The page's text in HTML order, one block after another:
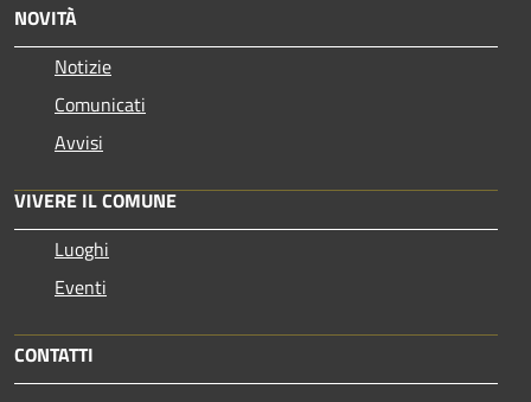
NOVITÀ
Notizie
Comunicati
Avvisi
VIVERE IL COMUNE
Luoghi
Eventi
CONTATTI